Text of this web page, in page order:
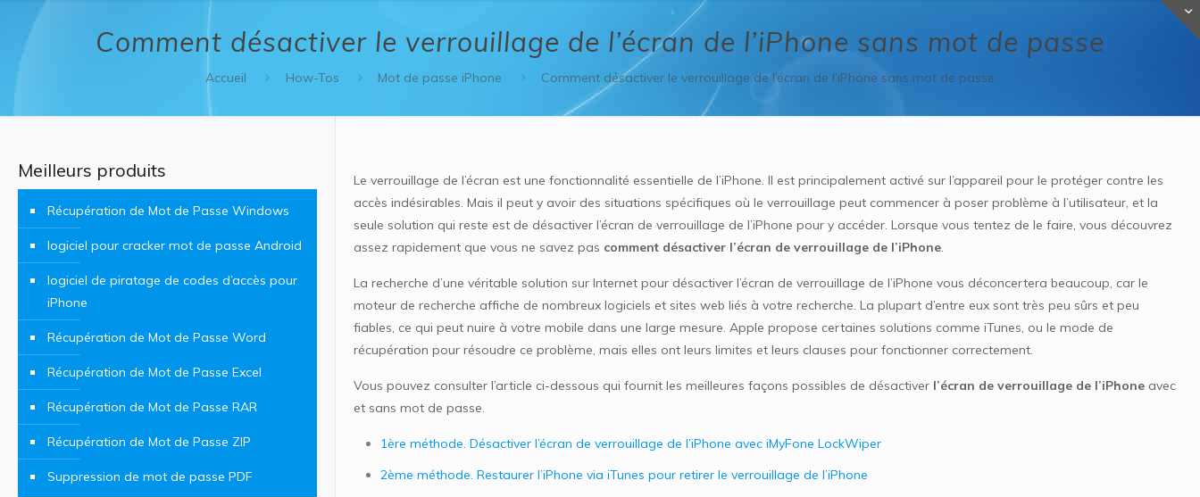
Comment désactiver le verrouillage de l’écran de l’iPhone sans mot de passe
Accueil How-Tos Mot de passe iPhone Comment désactiver le verrouillage de l’écran de l’iPhone sans mot de passe
Le verrouillage de l’écran est une fonctionnalité essentielle de l’iPhone. Il est principalement activé sur l’appareil pour le protéger contre les
accès indésirables. Mais il peut y avoir des situations spécifiques où le verrouillage peut commencer à poser problème à l’utilisateur, et la
seule solution qui reste est de désactiver l’écran de verrouillage de l’iPhone pour y accéder. Lorsque vous tentez de le faire, vous découvrez
assez rapidement que vous ne savez pas comment désactiver l’écran de verrouillage de l’iPhone.
La recherche d’une véritable solution sur Internet pour désactiver l’écran de verrouillage de l’iPhone vous déconcertera beaucoup, car le
moteur de recherche affiche de nombreux logiciels et sites web liés à votre recherche. La plupart d’entre eux sont très peu sûrs et peu
fiables, ce qui peut nuire à votre mobile dans une large mesure. Apple propose certaines solutions comme iTunes, ou le mode de
récupération pour résoudre ce problème, mais elles ont leurs limites et leurs clauses pour fonctionner correctement.
Vous pouvez consulter l’article ci-dessous qui fournit les meilleures façons possibles de désactiver l’écran de verrouillage de l’iPhoneavec
et sans mot de passe.
1ère méthode. Désactiver l’écran de verrouillage de l’iPhone avec iMyFone LockWiper
2ème méthode. Restaurer l’iPhone via iTunes pour retirer le verrouillage de l’iPhone
Meilleurs produits
Récupération de Mot de Passe Windows
logiciel pour cracker mot de passe Android
logiciel de piratage de codes d’accès pour
iPhone
Récupération de Mot de Passe Word
Récupération de Mot de Passe Excel
Récupération de Mot de Passe RAR
Récupération de Mot de Passe ZIP
Suppression de mot de passe PDF